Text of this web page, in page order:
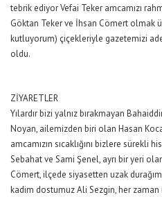
tebrik ediyor Vefai Teker amcamızı
Göktan Teker ve İhsan Cömert olmak
kutluyorum) çiçekleriyle gazetemizi
oldu.
ZİYARETLER
Yılardır bizi yalnız bırakmayan
Noyan, ailemizden biri olan Hasan
amcamızın sıcaklığını bizlere sürekli
Sebahat ve Sami Şenel, ayrı bir yeri
Cömert, ilçede siyasetten uzak
kadim dostumuz Ali Sezgin, her zaman